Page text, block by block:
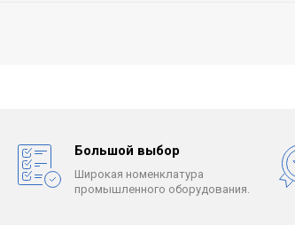
Большой выбор
Широкая номенклатура
промышленного оборудования.